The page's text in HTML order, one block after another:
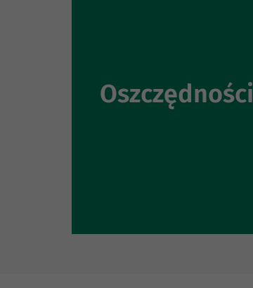
Oszczędności